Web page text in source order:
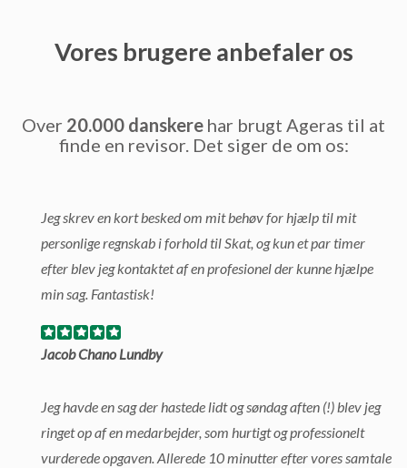
Vores brugere anbefaler os
Over 20.000 danskere har brugt Ageras til at
finde en revisor. Det siger de om os:
Jeg skrev en kort besked om mit behøv for hjælp til mit
personlige regnskab i forhold til Skat, og kun et par timer
efter blev jeg kontaktet af en profesionel der kunne hjælpe
min sag. Fantastisk!
Jacob Chano Lundby
Jeg havde en sag der hastede lidt og søndag aften (!) blev jeg
ringet op af en medarbejder, som hurtigt og professionelt
vurderede opgaven. Allerede 10 minutter efter vores samtale